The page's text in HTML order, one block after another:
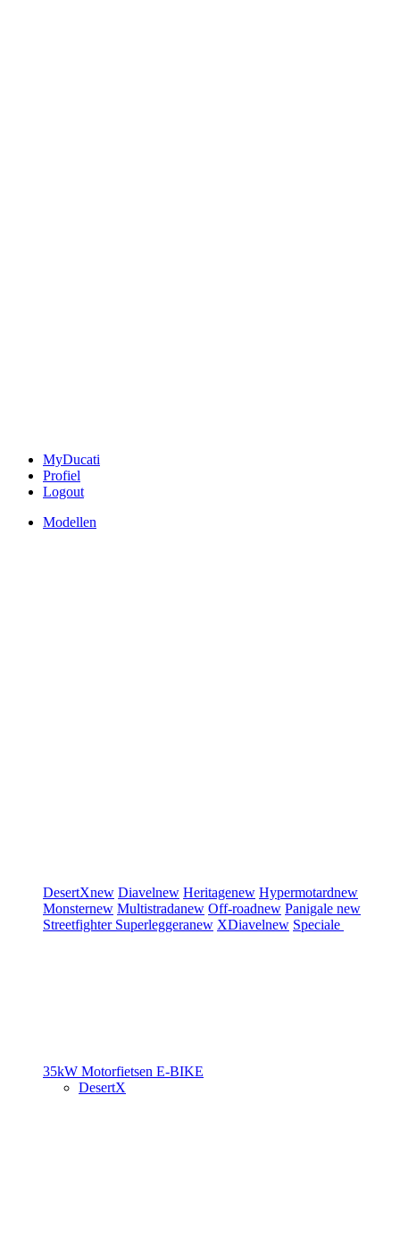
MyDucati
Profiel
Logout
Modellen
DesertXnew Diavelnew Heritagenew Hypermotardnew
Monsternew Multistradanew Off-roadnew Panigale new
Streetfighter Superleggeranew XDiavelnew Speciale
35kW Motorfietsen E-BIKE
DesertX